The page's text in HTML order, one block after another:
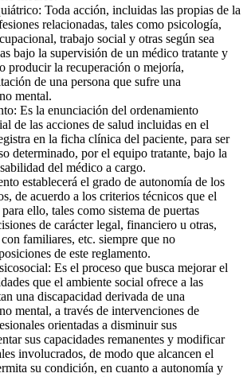
Toda acción, incluidas las propias de la
relacionadas, tales como psicología,
trabajo social y otras según sea
bajo la supervisión de un médico tratante y
producir la recuperación o mejoría,
de una persona que sufre una
mental.
Es la enunciación del ordenamiento
de las acciones de salud incluidas en el
en la ficha clínica del paciente, para ser
determinado, por el equipo tratante, bajo la
del médico a cargo.
establecerá el grado de autonomía de los
de acuerdo a los criterios técnicos que el
ello, tales como sistema de puertas
de carácter legal, financiero u otras,
familiares, etc. siempre que no
de este reglamento.
Es el proceso que busca mejorar el
que el ambiente social ofrece a las
una discapacidad derivada de una
mental, a través de intervenciones de
orientadas a disminuir sus
sus capacidades remanentes y modificar
involucrados, de modo que alcancen el
su condición, en cuanto a autonomía y